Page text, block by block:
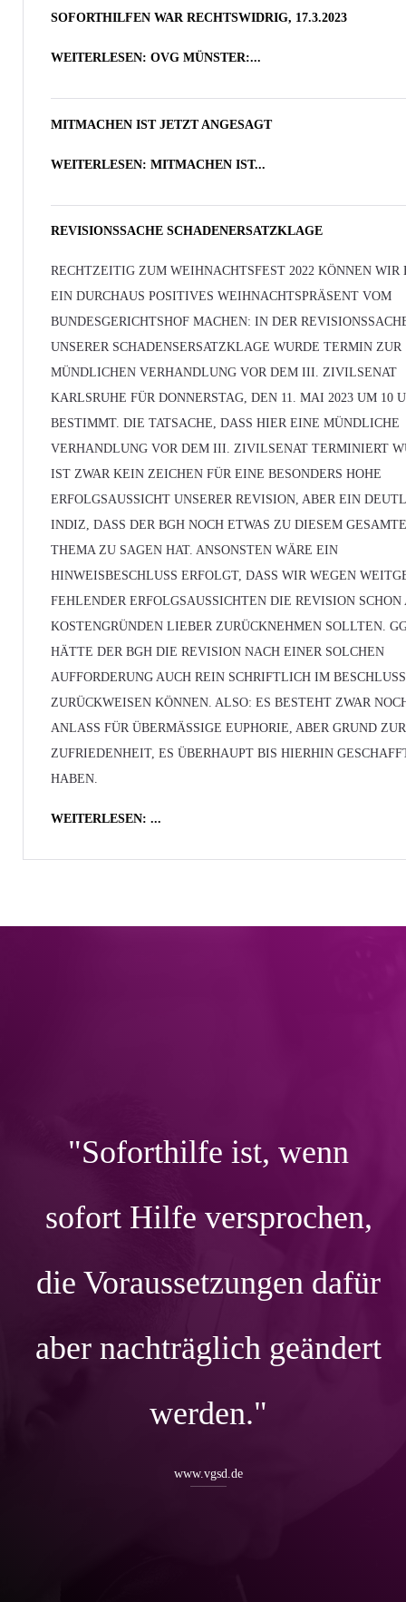
SOFORTHILFEN WAR RECHTSWIDRIG, 17.3.2023
WEITERLESEN: OVG MÜNSTER:...
MITMACHEN IST JETZT ANGESAGT
WEITERLESEN: MITMACHEN IST...
REVISIONSSACHE SCHADENERSATZKLAGE
RECHTZEITIG ZUM WEIHNACHTSFEST 2022 KÖNNEN WIR
EIN DURCHAUS POSITIVES WEIHNACHTSPRÄSENT VOM
BUNDESGERICHTSHOF MACHEN: IN DER
UNSERER SCHADENSERSATZKLAGE WURDE TERMIN ZUR
MÜNDLICHEN VERHANDLUNG VOR DEM III. ZIVILSENAT
KARLSRUHE FÜR DONNERSTAG, DEN 11. MAI 2023 UM 10
BESTIMMT. DIE TATSACHE, DASS HIER EINE MÜNDLICHE
VERHANDLUNG VOR DEM III. ZIVILSENAT TERMINIERT
IST ZWAR KEIN ZEICHEN FÜR EINE BESONDERS HOHE
ERFOLGSAUSSICHT UNSERER REVISION, ABER EIN
INDIZ, DASS DER BGH NOCH ETWAS ZU DIESEM
THEMA ZU SAGEN HAT. ANSONSTEN WÄRE EIN
HINWEISBESCHLUSS ERFOLGT, DASS WIR WEGEN
FEHLENDER ERFOLGSAUSSICHTEN DIE REVISION SCHON
KOSTENGRÜNDEN LIEBER ZURÜCKNEHMEN SOLLTEN.
HÄTTE DER BGH DIE REVISION NACH EINER SOLCHEN
AUFFORDERUNG AUCH REIN SCHRIFTLICH IM
ZURÜCKWEISEN KÖNNEN. ALSO: ES BESTEHT ZWAR
ANLASS FÜR ÜBERMÄSSIGE EUPHORIE, ABER GRUND ZUR Z
UFRIEDENHEIT, ES ÜBERHAUPT BIS HIERHIN GESCHAFFT
ABEN.
WEITERLESEN: ...
"Soforthilfe ist, wenn
sofort Hilfe versprochen,
die Voraussetzungen dafür
aber nachträglich geändert
werden."
www.vgsd.de